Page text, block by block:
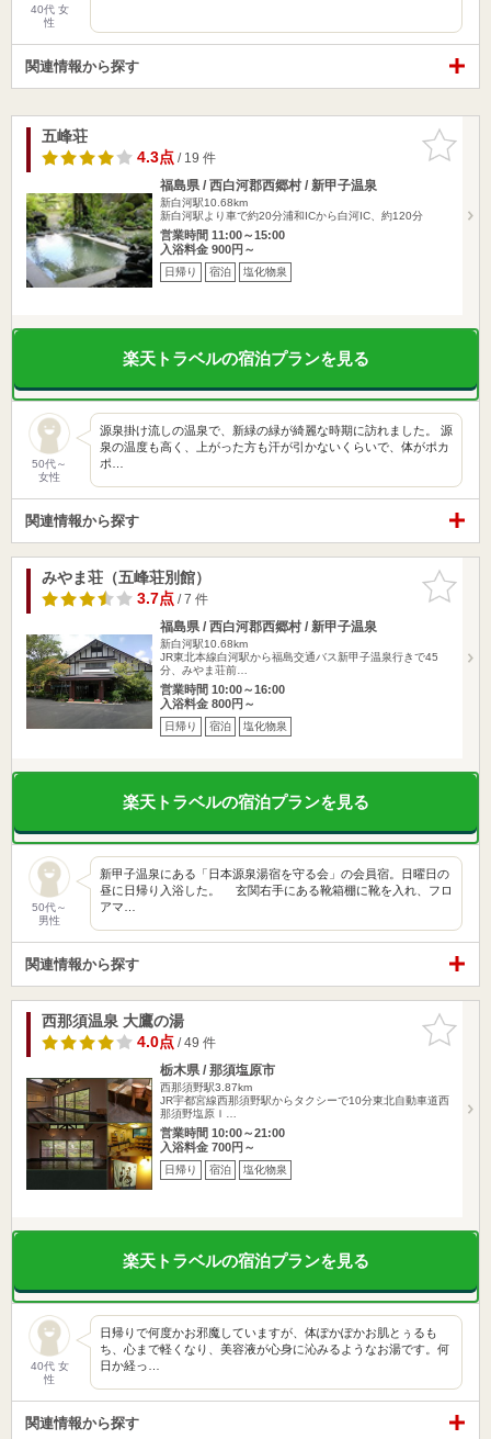
40代 女
性
関連情報から探す
お気に入
りに追加
五峰荘
4.3点/ 19 件
福島県 / 西白河郡西郷村 / 新甲子温泉
新白河駅10.68km
新白河駅より車で約20分浦和ICから白河IC、約120分
営業時間 11:00～15:00
入浴料金 900円～
日帰り 宿泊 塩化物泉
楽天トラベルの宿泊プランを見る
50代～
女性
源泉掛け流しの温泉で、新緑の緑が綺麗な時期に訪れました。 源
泉の温度も高く、上がった方も汗が引かないくらいで、体がポカ
ポ…
関連情報から探す
お気に入
りに追加
みやま荘（五峰荘別館）
3.7点/ 7 件
福島県 / 西白河郡西郷村 / 新甲子温泉
新白河駅10.68km
JR東北本線白河駅から福島交通バス新甲子温泉行きで45
分、みやま荘前…
営業時間 10:00～16:00
入浴料金 800円～
日帰り 宿泊 塩化物泉
楽天トラベルの宿泊プランを見る
50代～
男性
新甲子温泉にある「日本源泉湯宿を守る会」の会員宿。日曜日の
昼に日帰り入浴した。 玄関右手にある靴箱棚に靴を入れ、フロ
アマ…
関連情報から探す
お気に入
りに追加
西那須温泉 大鷹の湯
4.0点/ 49 件
栃木県 / 那須塩原市
西那須野駅3.87km
JR宇都宮線西那須野駅からタクシーで10分東北自動車道西
那須野塩原Ｉ…
営業時間 10:00～21:00
入浴料金 700円～
日帰り 宿泊 塩化物泉
楽天トラベルの宿泊プランを見る
40代 女
性
日帰りで何度かお邪魔していますが、体ぽかぽかお肌とぅるも
ち、心まで軽くなり、美容液が心身に沁みるようなお湯です。何
日か経っ…
関連情報から探す